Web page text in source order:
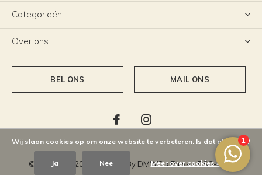
Categorieën
Over ons
BEL ONS MAIL ONS
© Copyright 2026 - Theme By DMWSxPlus+-RSS-feed
Wij slaan cookies op om onze website te verbeteren. Is dat akkoord?
Ja Nee Meer over cookies »